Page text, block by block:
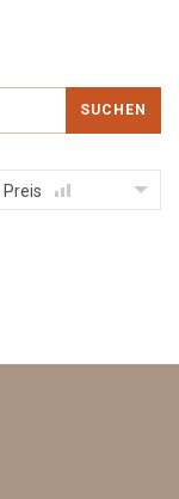
SUCHEN
Preis